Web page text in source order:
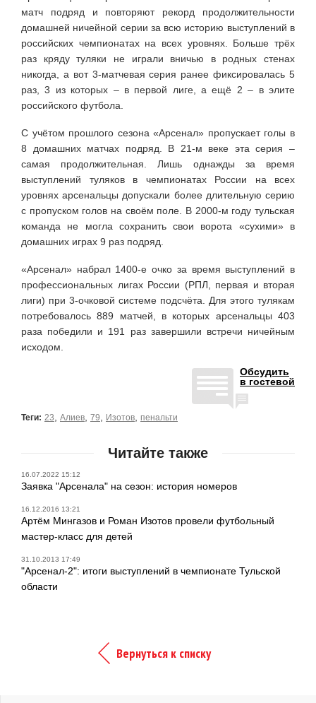
матч подряд и повторяют рекорд продолжительности
домашней ничейной серии за всю историю выступлений в
российских чемпионатах на всех уровнях. Больше трёх
раз кряду туляки не играли вничью в родных стенах
никогда, а вот 3-матчевая серия ранее фиксировалась 5
раз, 3 из которых – в первой лиге, а ещё 2 – в элите
российского футбола.
С учётом прошлого сезона «Арсенал» пропускает голы в
8 домашних матчах подряд. В 21-м веке эта серия –
самая продолжительная. Лишь однажды за время
выступлений туляков в чемпионатах России на всех
уровнях арсенальцы допускали более длительную серию
с пропуском голов на своём поле. В 2000-м году тульская
команда не могла сохранить свои ворота «сухими» в
домашних играх 9 раз подряд.
«Арсенал» набрал 1400-е очко за время выступлений в
профессиональных лигах России (РПЛ, первая и вторая
лиги) при 3-очковой системе подсчёта. Для этого тулякам
потребовалось 889 матчей, в которых арсенальцы 403
раза победили и 191 раз завершили встречи ничейным
исходом.
Обсудить
в гостевой
Теги: 23 Алиев 79 Изотов пенальти
Читайте также
16.07.2022 15:12
Заявка "Арсенала" на сезон: история номеров
16.12.2016 13:21
Артём Мингазов и Роман Изотов провели футбольный
мастер-класс для детей
31.10.2013 17:49
"Арсенал-2": итоги выступлений в чемпионате Тульской
области
Вернуться к списку